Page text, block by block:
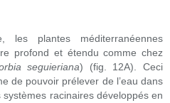
les plantes méditerranéennes
profond et étendu comme chez
seguieriana) (fig. 12A). Ceci
de pouvoir prélever de l’eau dans
racinaires développés en